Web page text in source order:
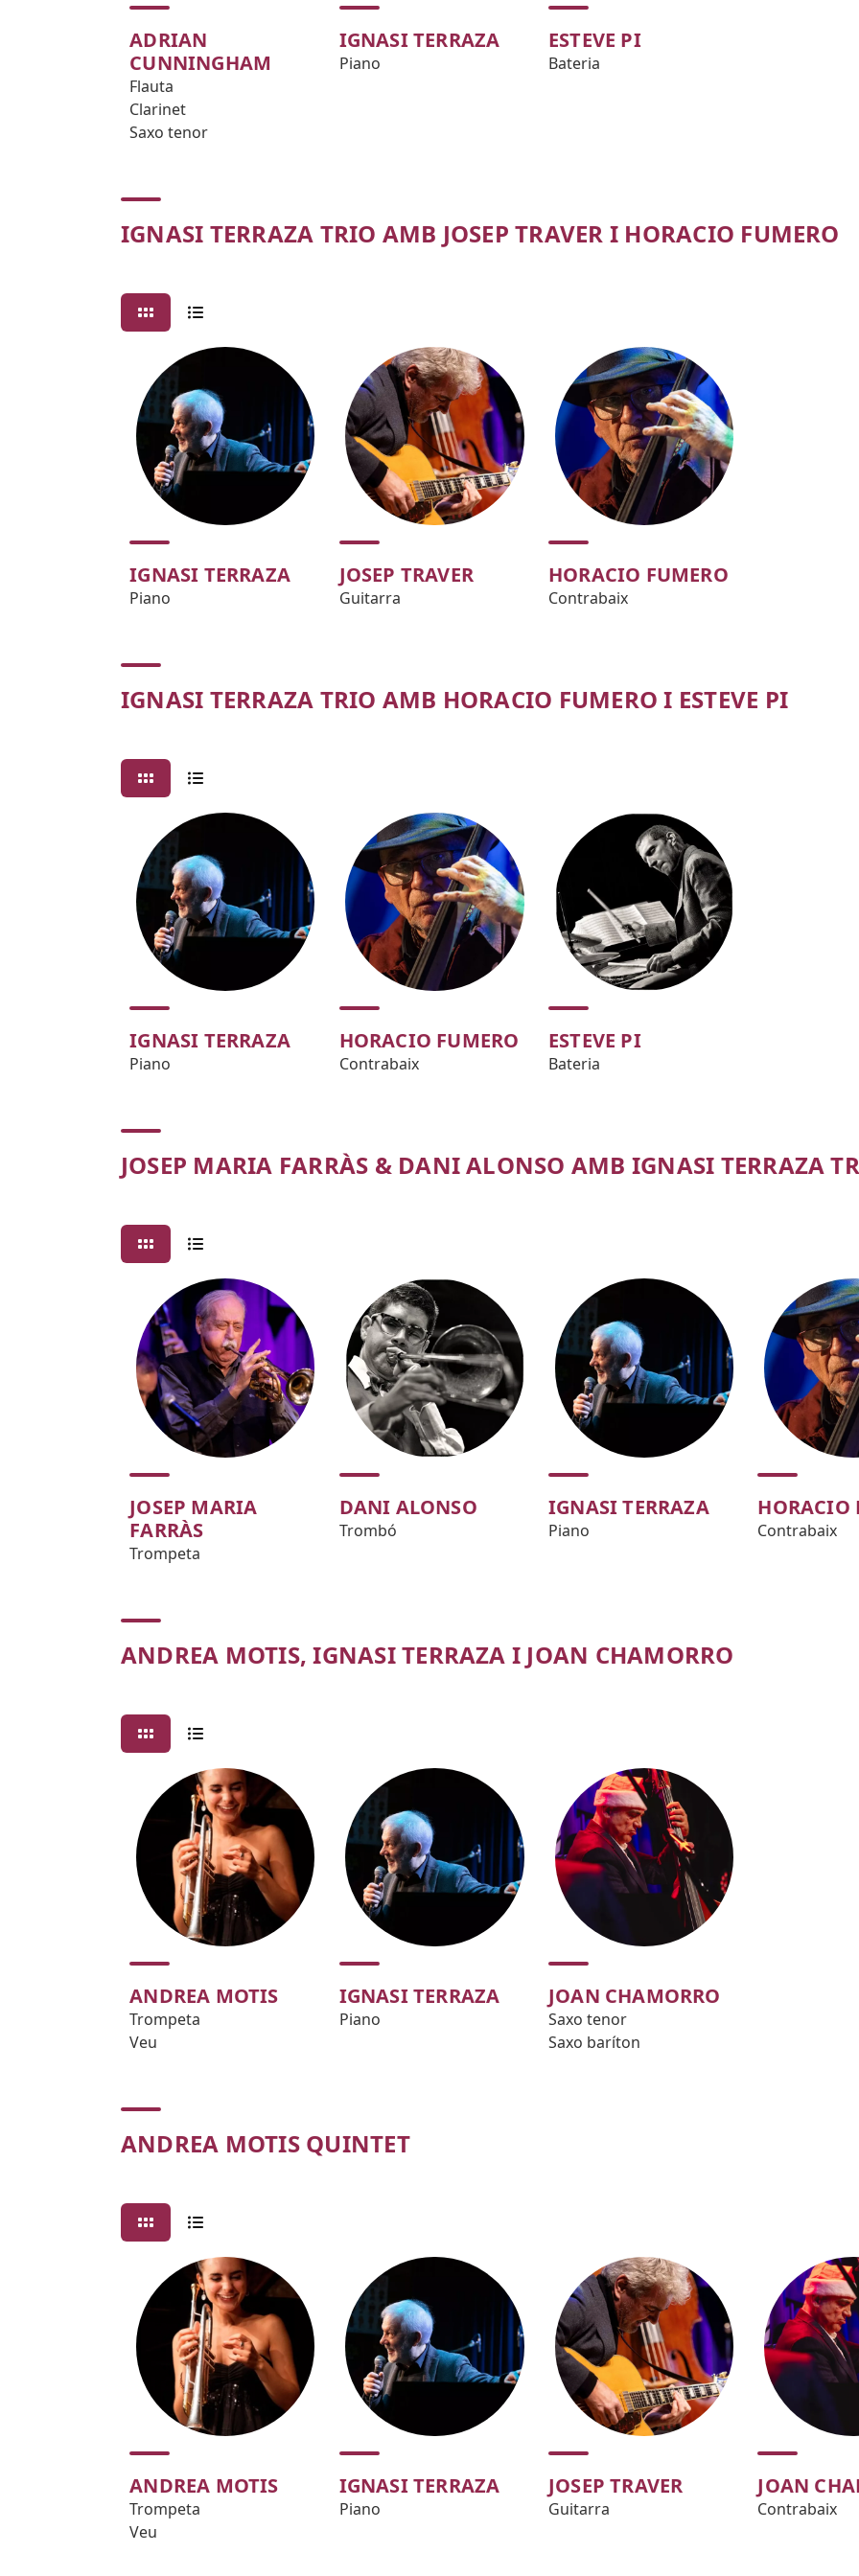
ADRIAN
CUNNINGHAM
Flauta
Clarinet
Saxo tenor
IGNASI TERRAZA
Piano
ESTEVE PI
Bateria
IGNASI TERRAZA TRIO AMB JOSEP TRAVER I HORACIO FUMERO
IGNASI TERRAZA
Piano
JOSEP TRAVER
Guitarra
HORACIO FUMERO
Contrabaix
IGNASI TERRAZA TRIO AMB HORACIO FUMERO I ESTEVE PI
IGNASI TERRAZA
Piano
HORACIO FUMERO
Contrabaix
ESTEVE PI
Bateria
JOSEP MARIA FARRÀS & DANI ALONSO AMB IGNASI TERRAZA
JOSEP MARIA
FARRÀS
Trompeta
DANI ALONSO
Trombó
IGNASI TERRAZA
Piano
HORACIO
Contrabaix
ANDREA MOTIS, IGNASI TERRAZA I JOAN CHAMORRO
ANDREA MOTIS
Trompeta
Veu
IGNASI TERRAZA
Piano
JOAN CHAMORRO
Saxo tenor
Saxo baríton
ANDREA MOTIS QUINTET
ANDREA MOTIS
Trompeta
Veu
IGNASI TERRAZA
Piano
JOSEP TRAVER
Guitarra
JOAN
Contrabaix